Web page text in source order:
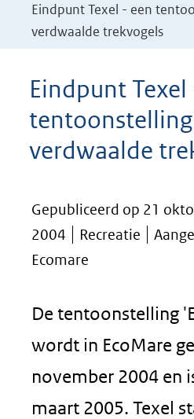
Eindpunt Texel - een
verdwaalde trekvogels
Eindpunt Texel
verdwaalde
Gepubliceerd op 21
2004
Recreatie
Ecomare
De tentoonstelling
wordt in EcoMare
november 2004 en
maart 2005. Texel